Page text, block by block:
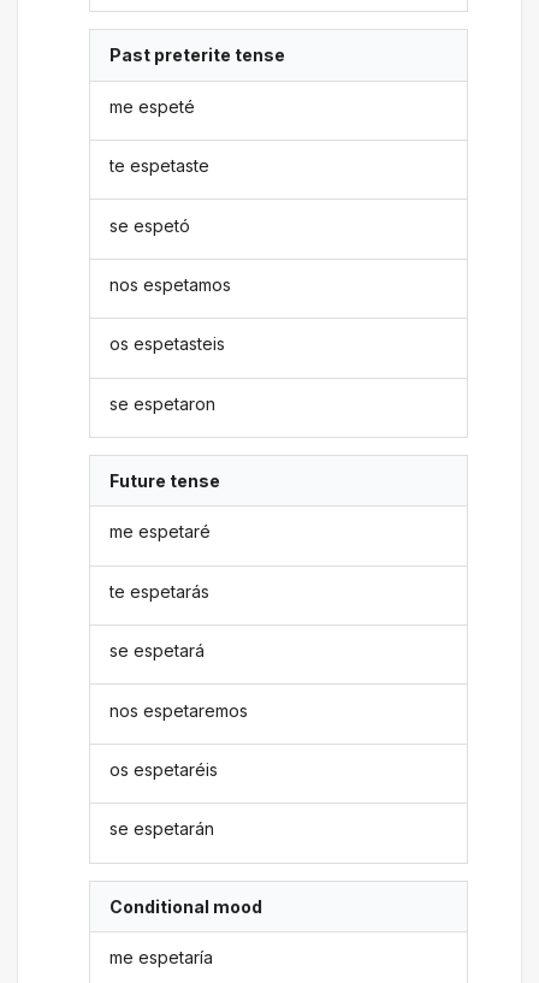
Past preterite tense
me espeté
te espetaste
se espetó
nos espetamos
os espetasteis
se espetaron
Future tense
me espetaré
te espetarás
se espetará
nos espetaremos
os espetaréis
se espetarán
Conditional mood
me espetaría